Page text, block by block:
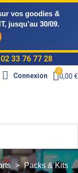
vos goodies &
jusqu’au 30/09.
02 33 76 77 28
Connexion 0,00 €
Packs & Kits